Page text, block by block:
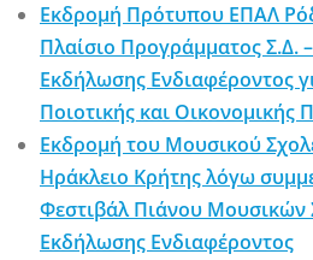
Εκδρομή Πρότυπου ΕΠΑΛ
Πλαίσιο Προγράμματος Σ.Δ.
Εκδήλωσης Ενδιαφέροντος
Ποιοτικής και Οικονομικής
Εκδρομή του Μουσικού
Ηράκλειο Κρήτης λόγω
Φεστιβάλ Πιάνου Μουσικών
Εκδήλωσης Ενδιαφέροντος